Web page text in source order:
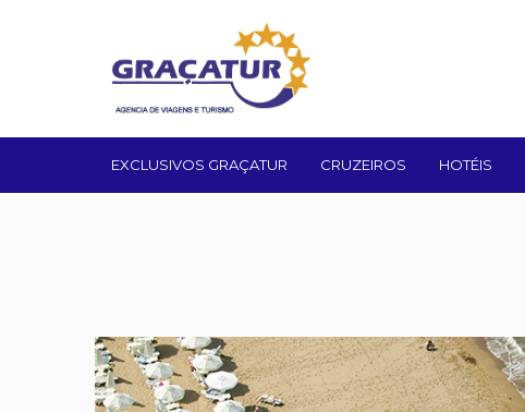
EXCLUSIVOS GRAÇATUR CRUZEIROS HOTÉIS